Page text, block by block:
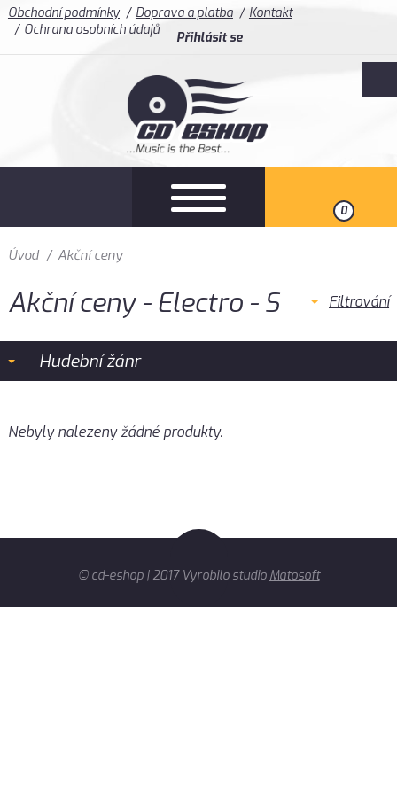
Obchodní podmínky Doprava a platba
Kontakt
Ochrana osobních údajů
Přihlásit se
0
Úvod / Akční ceny
Akční ceny - Electro - S Filtrování
Hudební žánr
Nebyly nalezeny žádné produkty.
© cd-eshop | 2017 Vyrobilo studio Matosoft